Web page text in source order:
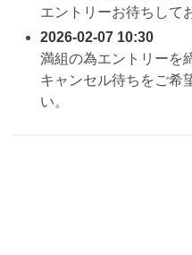
エントリーお待ちして
2026-02-07 10:30
満組の為エントリーを
キャンセル待ちをご希
い。